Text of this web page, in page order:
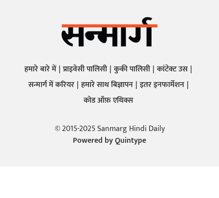
हमारे बारे में प्राइवेसी पालिसी कुकी पालिसी कांटेक्ट उस
सन्मार्ग में करियर हमारे साथ बिज्ञापन इतर इनफार्मेशन
कोड ऑफ़ एथिक्स
© 2015-2025 Sanmarg Hindi Daily
Powered byQuintype